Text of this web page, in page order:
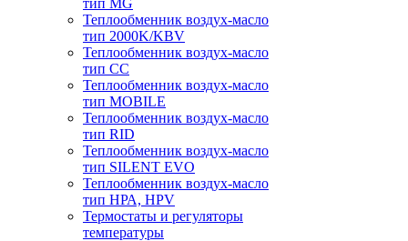
тип MG
Теплообменник воздух-масло
тип 2000K/KBV
Теплообменник воздух-масло
тип CC
Теплообменник воздух-масло
тип MOBILE
Теплообменник воздух-масло
тип RID
Теплообменник воздух-масло
тип SILENT EVO
Теплообменник воздух-масло
тип НРА, HPV
Термостаты и регуляторы
температуры